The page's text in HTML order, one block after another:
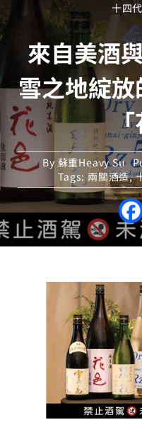
十四
來自美酒
雪之地綻
「
By 蘇重Heavy Su
Tags:兩關酒造,